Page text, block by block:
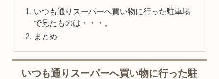
いつも通りスーパーへ買い物に行った駐車場
で見たものは・・・。
まとめ
いつも通りスーパーへ買い物に行った駐